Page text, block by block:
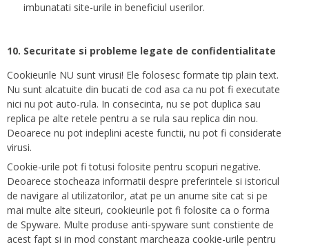
imbunatati site-urile in beneficiul userilor.
10. Securitate si probleme legate de confidentialitate
Cookieurile NU sunt virusi! Ele folosesc formate tip plain text.
Nu sunt alcatuite din bucati de cod asa ca nu pot fi executate
nici nu pot auto-rula. In consecinta, nu se pot duplica sau
replica pe alte retele pentru a se rula sau replica din nou.
Deoarece nu pot indeplini aceste functii, nu pot fi considerate
virusi.
Cookie-urile pot fi totusi folosite pentru scopuri negative.
Deoarece stocheaza informatii despre preferintele si istoricul
de navigare al utilizatorilor, atat pe un anume site cat si pe
mai multe alte siteuri, cookieurile pot fi folosite ca o forma
de Spyware. Multe produse anti-spyware sunt constiente de
acest fapt si in mod constant marcheaza cookie-urile pentru